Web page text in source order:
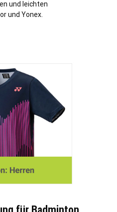
und leichten
und Yonex.